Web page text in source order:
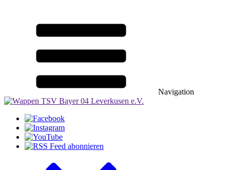
Navigation